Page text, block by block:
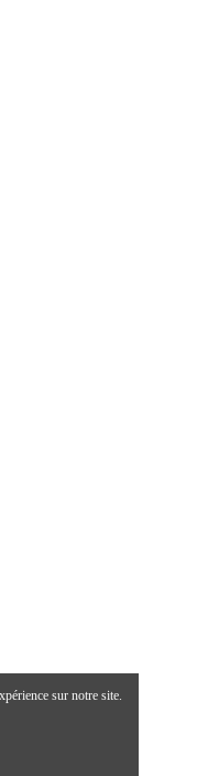
sur notre site.